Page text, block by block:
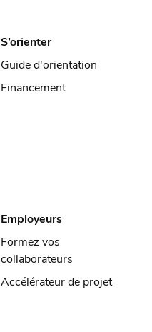
S’orienter
Guide d'orientation
Financement
Employeurs
Formez vos
collaborateurs
Accélérateur de projet